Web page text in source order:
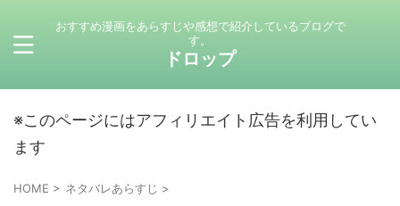
おすすめ漫画をあらすじや感想で紹介しているブログで
す。
ドロップ
※このページにはアフィリエイト広告を利用してい
ます
HOME > ネタバレあらすじ >